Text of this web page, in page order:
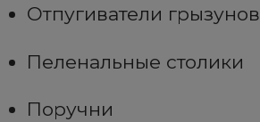
Отпугиватели грызунов
Пеленальные столики
Поручни